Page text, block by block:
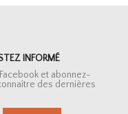
INFORMÉ
et abonnez-
des dernières